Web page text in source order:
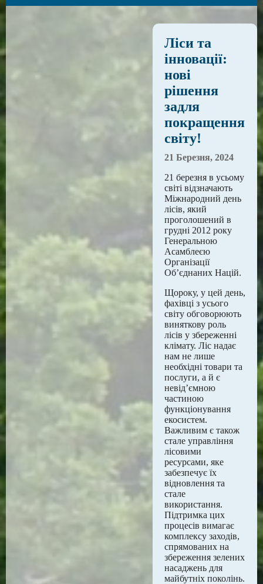
Ліси та
інновації:
нові
рішення
задля
покращення
світу!
21 Березня, 2024
21 березня в усьому
світі відзначають
Міжнародний день
лісів, який
проголошений в
грудні 2012 року
Генеральною
Асамблеєю
Організації
Об’єднаних Націй.
Щороку, у цей день,
фахівці з усього
світу обговорюють
виняткову роль
лісів у збереженні
клімату. Ліс надає
нам не лише
необхідні товари та
послуги, а й є
невід’ємною
частиною
функціонування
екосистем.
Важливим є також
стале управління
лісовими
ресурсами, яке
забезпечує їх
відновлення та
стале
використання.
Підтримка цих
процесів вимагає
комплексу заходів,
спрямованих на
збереження зелених
насаджень для
майбутніх поколінь.